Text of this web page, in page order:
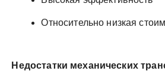
Относительно низкая
Недостатки механических